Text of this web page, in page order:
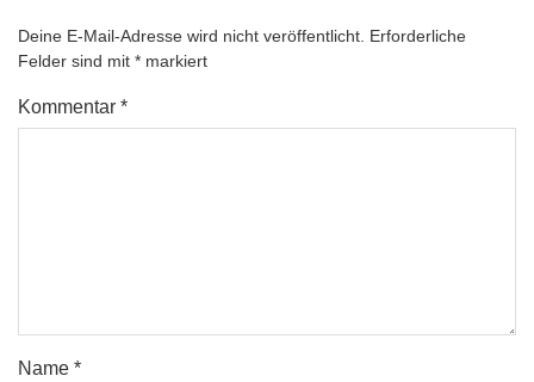
Deine E-Mail-Adresse wird nicht veröffentlicht. Erforderliche
Felder sind mit * markiert
Kommentar *
Name *